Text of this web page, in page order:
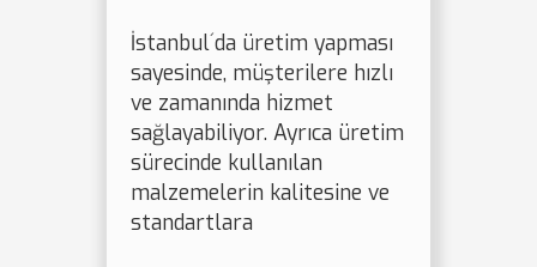
İstanbul´da üretim yapması
sayesinde, müşterilere hızlı
ve zamanında hizmet
sağlayabiliyor. Ayrıca üretim
sürecinde kullanılan
malzemelerin kalitesine ve
standartlara